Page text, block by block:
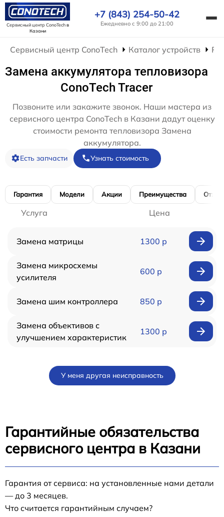
Сервисный центр ConoTechв
Казани
+7 (843) 254-50-42
Ежедневно с 9:00 до 21:00
Сервисный центр ConoTech Каталог устройств
Замена аккумулятора тепловизора
ConoTech Tracer
Позвоните или закажите звонок. Наши мастера из
сервисного центра ConoTech в Казани дадут оценку
стоимости ремонта тепловизора Замена
аккумулятора.
Есть запчасти Узнать стоимость
Гарантия Модели Акции Преимущества
Услуга Цена
Замена матрицы 1300 р
Замена микросхемы
усилителя
600 р
Замена шим контроллера 850 р
Замена объективов с
улучшением характеристик
1300 р
У меня другая неисправность
Гарантийные обязательства
сервисного центра в Казани
Гарантия от сервиса: на установленные нами детали
— до 3 месяцев.
Что считается гарантийным случаем?